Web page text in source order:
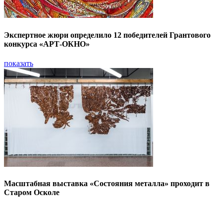
Экспертное жюри определило 12 победителей Грантового
конкурса «АРТ-ОКНО»
показать
Масштабная выставка «Состояния металла» проходит в
Старом Осколе